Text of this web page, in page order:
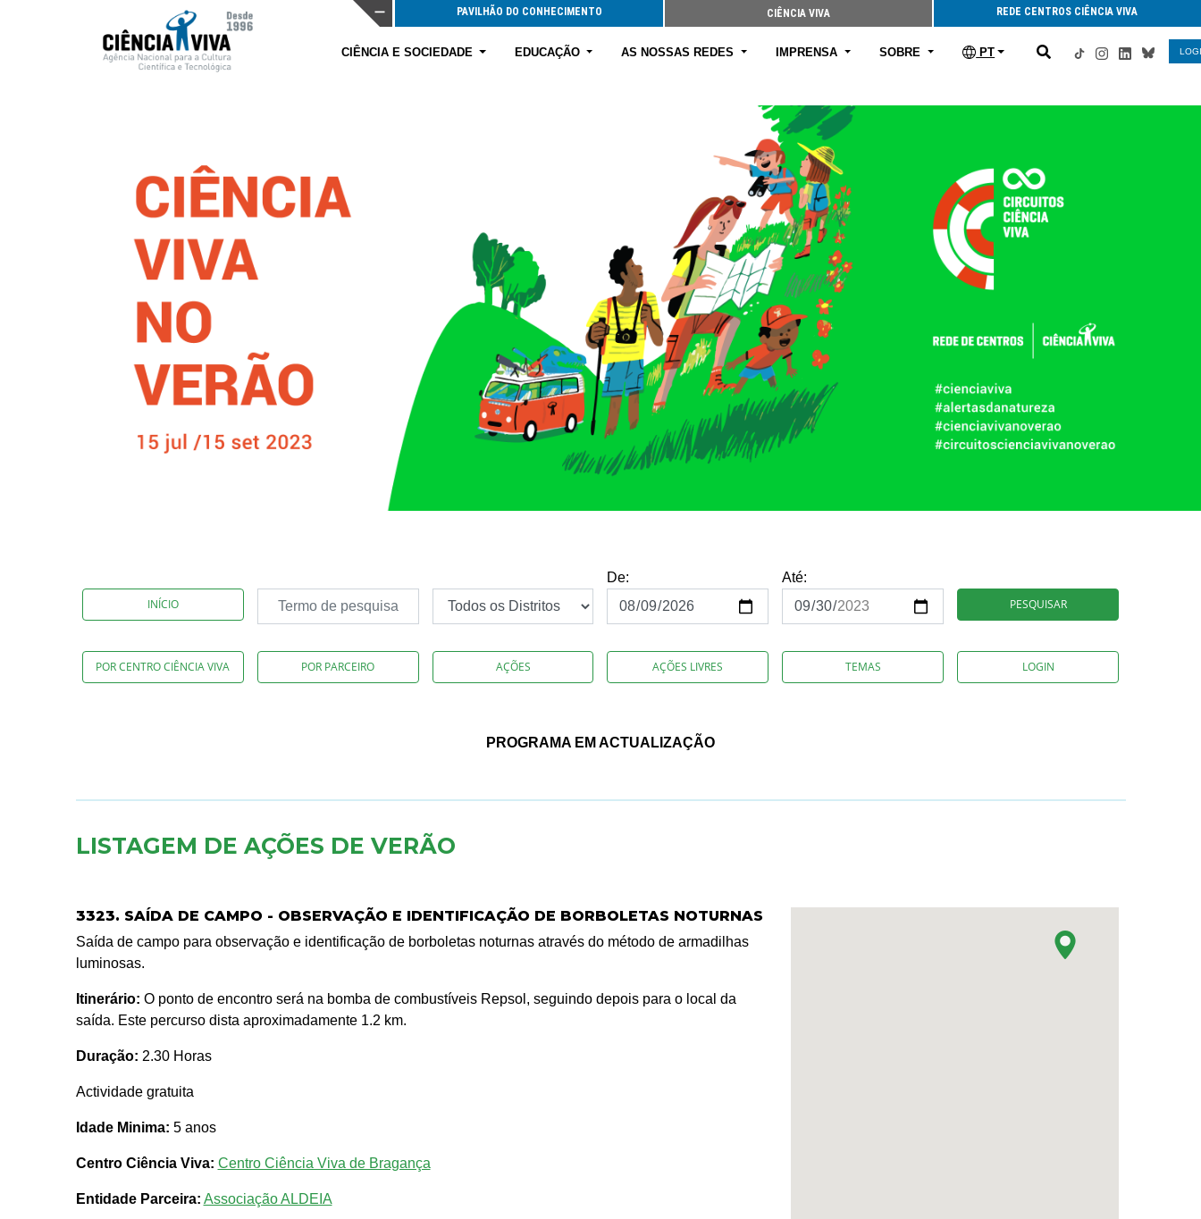
PAVILHÃO DO CONHECIMENTO CIÊNCIA VIVA REDE CENTROS CIÊNCIA VIVA
CIÊNCIA E SOCIEDADE EDUCAÇÃO AS NOSSAS REDES IMPRENSA SOBRE PT
INÍCIO
De:
Até:
PESQUISAR
POR CENTRO CIÊNCIA VIVA POR PARCEIRO AÇÕES AÇÕES LIVRES TEMAS LOGIN
PROGRAMA EM ACTUALIZAÇÃO
LISTAGEM DE AÇÕES DE VERÃO
3323. SAÍDA DE CAMPO - OBSERVAÇÃO E IDENTIFICAÇÃO DE BORBOLETAS NOTURNAS
Saída de campo para observação e identificação de borboletas noturnas através do método de armadilhas
luminosas.
Itinerário: O ponto de encontro será na bomba de combustíveis Repsol, seguindo depois para o local da
saída. Este percurso dista aproximadamente 1.2 km.
Duração: 2.30 Horas
Actividade gratuita
Idade Minima: 5 anos
Centro Ciência Viva: Centro Ciência Viva de Bragança
Entidade Parceira: Associação ALDEIA